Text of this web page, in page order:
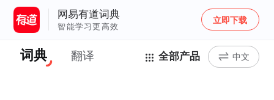
网易有道词典
智能学习更高效
立即下载
词典 翻译 全部产品 中文